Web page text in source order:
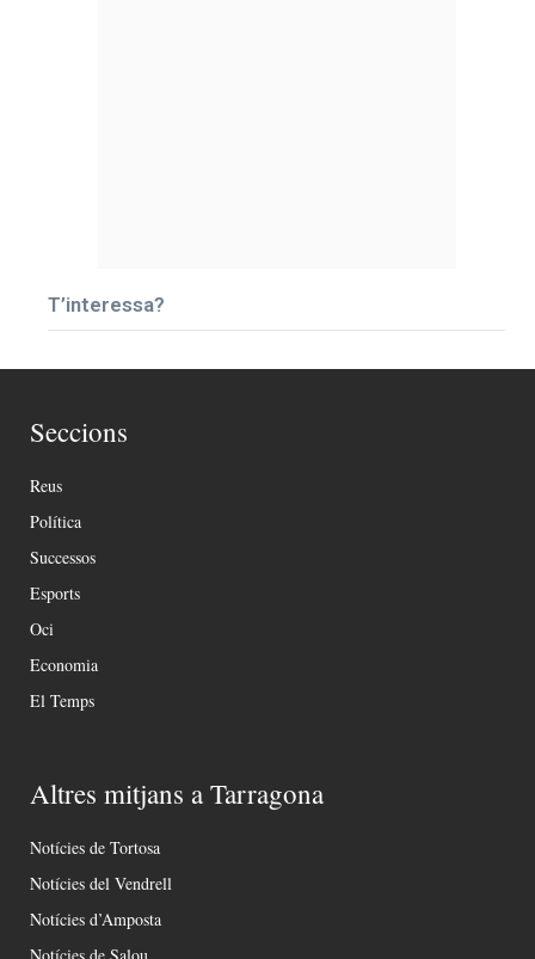
T’interessa?
Seccions
Reus
Política
Successos
Esports
Oci
Economia
El Temps
Altres mitjans a Tarragona
Notícies de Tortosa
Notícies del Vendrell
Notícies d’Amposta